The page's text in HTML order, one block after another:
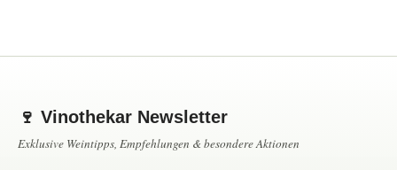
🍷 Vinothekar Newsletter
Exklusive Weintipps, Empfehlungen & besondere Aktionen